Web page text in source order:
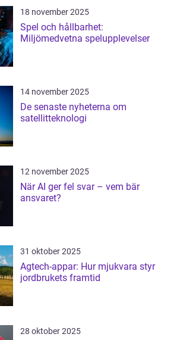
18 november 2025
Spel och hållbarhet:
Miljömedvetna spelupplevelser
14 november 2025
De senaste nyheterna om
satellitteknologi
12 november 2025
När AI ger fel svar – vem bär
ansvaret?
31 oktober 2025
Agtech-appar: Hur mjukvara styr
jordbrukets framtid
28 oktober 2025